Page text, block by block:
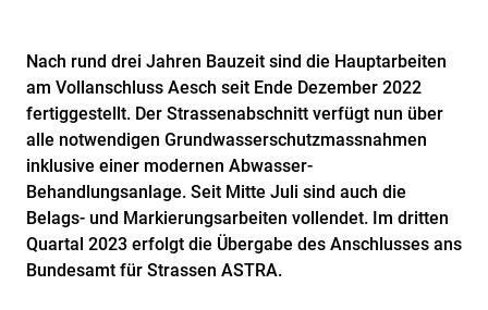
Nach rund drei Jahren Bauzeit sind die Hauptarbeiten
am Vollanschluss Aesch seit Ende Dezember 2022
fertiggestellt. Der Strassenabschnitt verfügt nun über
alle notwendigen Grundwasserschutzmassnahmen
inklusive einer modernen Abwasser-
Behandlungsanlage. Seit Mitte Juli sind auch die
Belags- und Markierungsarbeiten vollendet. Im dritten
Quartal 2023 erfolgt die Übergabe des Anschlusses ans
Bundesamt für Strassen ASTRA.